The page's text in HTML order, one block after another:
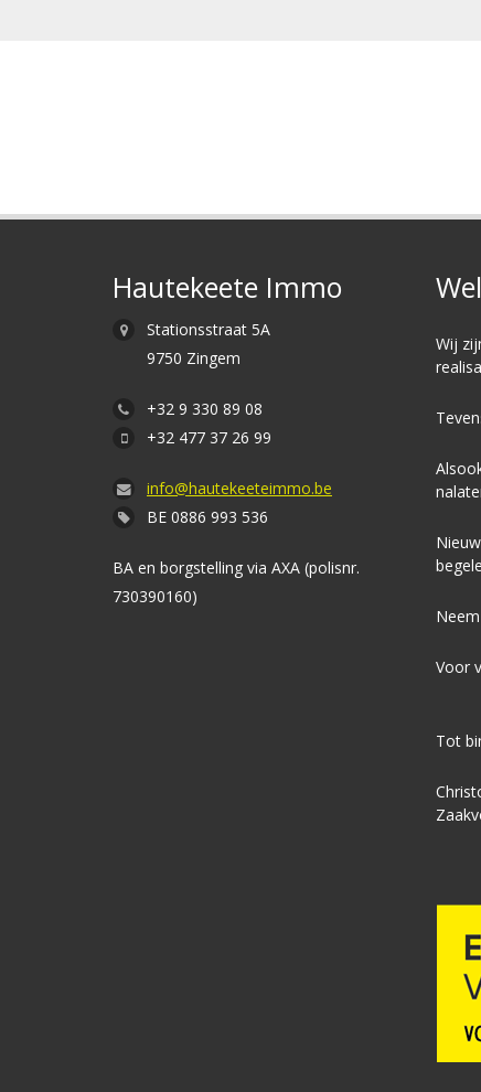
Hautekeete Immo
Stationsstraat 5A
9750 Zingem
+32 9 330 89 08
+32 477 37 26 99
info@hautekeeteimmo.be
BE 0886 993 536
BA en borgstelling via AXA (polisnr.
730390160)
Wij
Voor
Tot